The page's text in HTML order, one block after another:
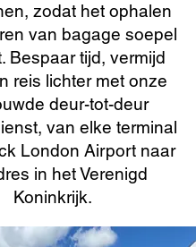
zodat het ophalen
van bagage soepel
Bespaar tijd, vermijd
reis lichter met onze
deur-tot-deur
van elke terminal
London Airport naar
in het Verenigd
Koninkrijk.